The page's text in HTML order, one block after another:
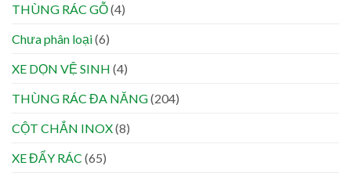
THÙNG RÁC GỖ(4)
Chưa phân loại(6)
XE DỌN VỆ SINH (4)
THÙNG RÁC ĐA NĂNG(204)
CỘT CHẮN INOX(8)
XE ĐẨY RÁC (65)